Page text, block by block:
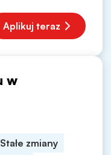
Aplikuj teraz
w
Stałe zmiany